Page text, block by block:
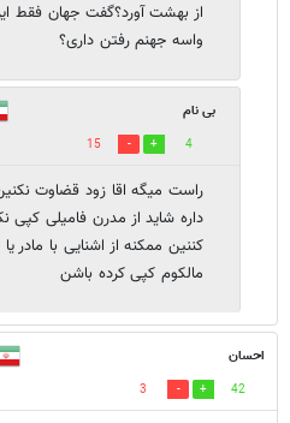
از بهشت آورد؟گفت جهان فقط
واسه جهنم رفتن داری؟
بی نام
4
15
راست میگه اقا زود قضاوت
داره شاید از مدرن فامیلی کپی
کننین ممکنه از اشنایی با مادر
مالکوم کپی کرده باشن
احسان
42
3